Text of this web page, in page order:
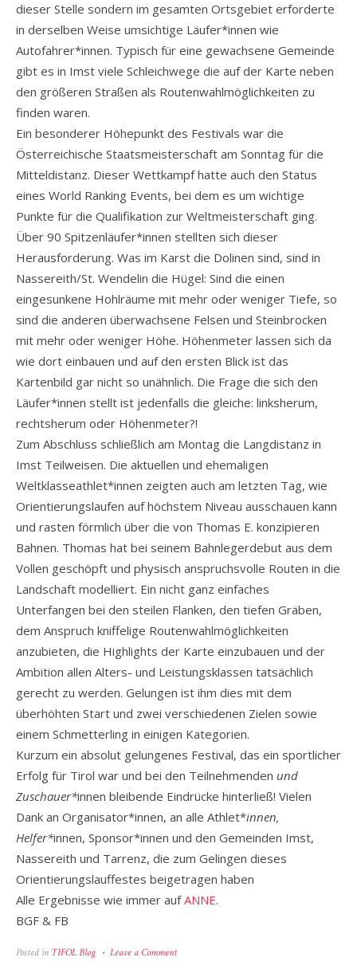
dieser Stelle sondern im gesamten Ortsgebiet erforderte
in derselben Weise umsichtige Läufer*innen wie
Autofahrer*innen. Typisch für eine gewachsene Gemeinde
gibt es in Imst viele Schleichwege die auf der Karte neben
den größeren Straßen als Routenwahlmöglichkeiten zu
finden waren.
Ein besonderer Höhepunkt des Festivals war die
Österreichische Staatsmeisterschaft am Sonntag für die
Mitteldistanz. Dieser Wettkampf hatte auch den Status
eines World Ranking Events, bei dem es um wichtige
Punkte für die Qualifikation zur Weltmeisterschaft ging.
Über 90 Spitzenläufer*innen stellten sich dieser
Herausforderung. Was im Karst die Dolinen sind, sind in
Nassereith/St. Wendelin die Hügel: Sind die einen
eingesunkene Hohlräume mit mehr oder weniger Tiefe, so
sind die anderen überwachsene Felsen und Steinbrocken
mit mehr oder weniger Höhe. Höhenmeter lassen sich da
wie dort einbauen und auf den ersten Blick ist das
Kartenbild gar nicht so unähnlich. Die Frage die sich den
Läufer*innen stellt ist jedenfalls die gleiche: linksherum,
rechtsherum oder Höhenmeter?!
Zum Abschluss schließlich am Montag die Langdistanz in
Imst Teilweisen. Die aktuellen und ehemaligen
Weltklasseathlet*innen zeigten auch am letzten Tag, wie
Orientierungslaufen auf höchstem Niveau ausschauen kann
und rasten förmlich über die von Thomas E. konzipieren
Bahnen. Thomas hat bei seinem Bahnlegerdebut aus dem
Vollen geschöpft und physisch anspruchsvolle Routen in die
Landschaft modelliert. Ein nicht ganz einfaches
Unterfangen bei den steilen Flanken, den tiefen Gräben,
dem Anspruch kniffelige Routenwahlmöglichkeiten
anzubieten, die Highlights der Karte einzubauen und der
Ambition allen Alters- und Leistungsklassen tatsächlich
gerecht zu werden. Gelungen ist ihm dies mit dem
überhöhten Start und zwei verschiedenen Zielen sowie
einem Schmetterling in einigen Kategorien.
Kurzum ein absolut gelungenes Festival, das ein sportlicher
Erfolg für Tirol war und bei den Teilnehmenden und
Zuschauer*innen bleibende Eindrücke hinterließ! Vielen
Dank an Organisator*innen, an alle Athlet*innen,
Helfer*innen, Sponsor*innen und den Gemeinden Imst,
Nassereith und Tarrenz, die zum Gelingen dieses
Orientierungslauffestes beigetragen haben
Alle Ergebnisse wie immer aufANNE.
BGF & FB
Posted in TIFOL Blog Leave a Commenton